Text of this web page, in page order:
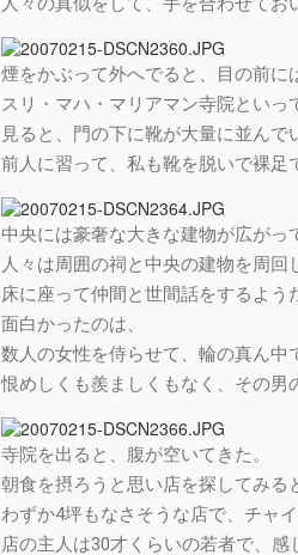
煙をかぶって外へでると、目の前に
スリ・マハ・マリアマン寺院といっ
見ると、門の下に靴が大量に並んで
前人に習って、私も靴を脱いで裸足
中央には豪奢な大きな建物が広がっ
人々は周囲の祠と中央の建物を周回
床に座って仲間と世間話をするよう
面白かったのは、
数人の女性を侍らせて、輪の真ん中
恨めしくも羨ましくもなく、その男
寺院を出ると、腹が空いてきた。
朝食を摂ろうと思い店を探してみる
わずか4坪もなさそうな店で、チャ
店の主人は30才くらいの若者で、感